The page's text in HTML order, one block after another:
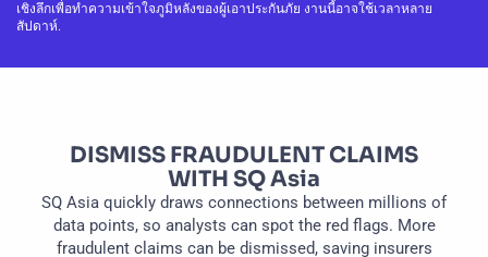
เชิงลึกเพื่อทำความเข้าใจภูมิหลังของผู้เอาประกันภัย งานนี้อาจใช้เวลาหลาย
สัปดาห์.
DISMISS FRAUDULENT CLAIMS
WITH SQ Asia
SQ Asia quickly draws connections between millions of
data points, so analysts can spot the red flags. More
fraudulent claims can be dismissed, saving insurers